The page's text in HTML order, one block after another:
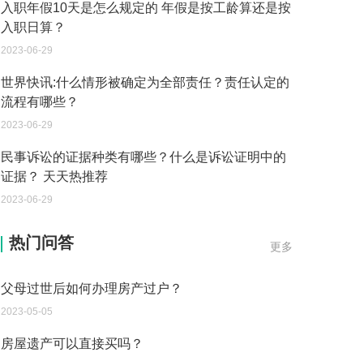
入职年假10天是怎么规定的 年假是按工龄算还是按
入职日算？
2023-06-29
世界快讯:什么情形被确定为全部责任？责任认定的
流程有哪些？
2023-06-29
民事诉讼的证据种类有哪些？什么是诉讼证明中的
证据？ 天天热推荐
2023-06-29
更多
热门问答
继承遗产的份额怎么分配？
2023-05-05
父母过世后如何办理房产过户？
房屋遗产可以直接买吗？
2023-05-05
取保候审已经过期 现在让海关拘留 这是什么情况？